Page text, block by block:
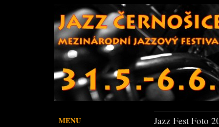
MENU Jazz Fest Foto